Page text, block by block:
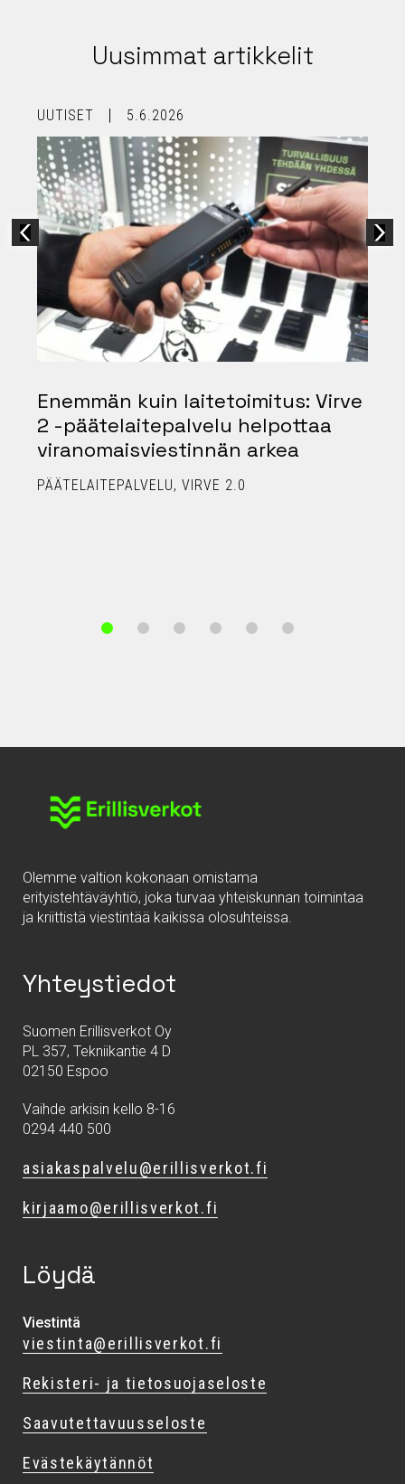
Uusimmat artikkelit
UUTISET 5.6.2026
Enemmän kuin laitetoimitus: Virve
2 -päätelaitepalvelu helpottaa
viranomaisviestinnän arkea
PÄÄTELAITEPALVELU VIRVE 2.0
Olemme valtion kokonaan omistama
erityistehtäväyhtiö, joka turvaa yhteiskunnan toimintaa
ja kriittistä viestintää kaikissa olosuhteissa.
Yhteystiedot
Suomen Erillisverkot Oy
PL 357, Tekniikantie 4 D
02150 Espoo
Vaihde arkisin kello 8-16
0294 440 500
asiakaspalvelu@erillisverkot.fi
kirjaamo@erillisverkot.fi
Löydä
Viestintä
viestinta@erillisverkot.fi
Rekisteri- ja tietosuojaseloste
Saavutettavuusseloste
Evästekäytännöt